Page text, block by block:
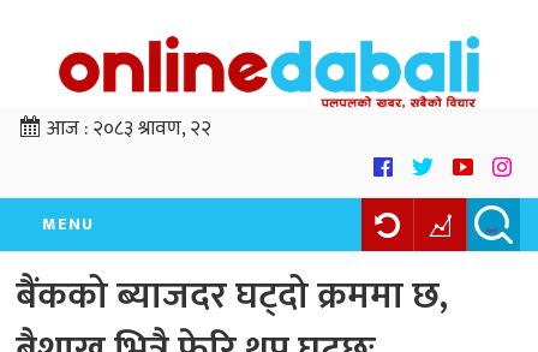
आज :२०८३ श्रावण, २२
MENU
बैंकको ब्याजदर घट्दो क्रममा छ,